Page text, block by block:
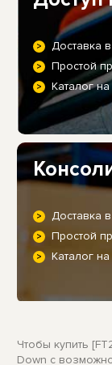
Доставка
Простой
Каталог
Доставка
Простой
Каталог
Чтобы купить
Down с